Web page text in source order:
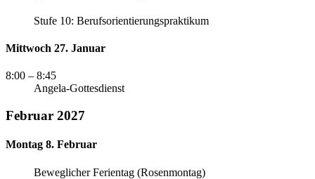
Stufe 10: Berufsorientierungspraktikum
Mittwoch 27. Januar
8:00 – 8:45
Angela-Gottesdienst
Februar 2027
Montag 8. Februar
Beweglicher Ferientag (Rosenmontag)